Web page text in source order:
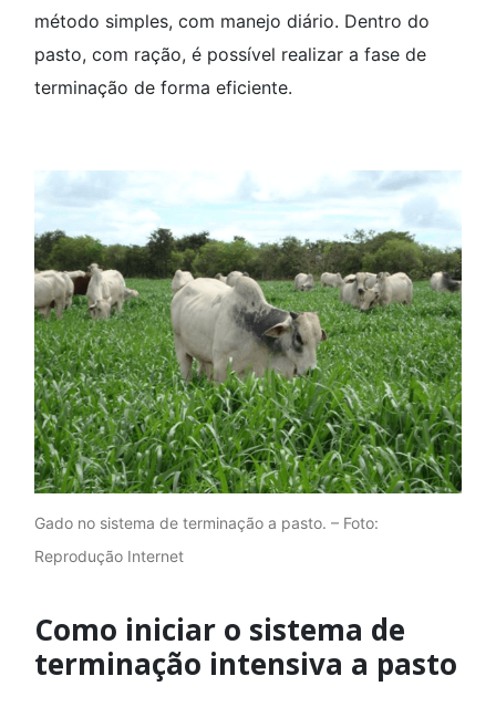
método simples, com manejo diário. Dentro do
pasto, com ração, é possível realizar a fase de
terminação de forma eficiente.
Gado no sistema de terminação a pasto. – Foto:
Reprodução Internet
Como iniciar o sistema de
terminação intensiva a pasto